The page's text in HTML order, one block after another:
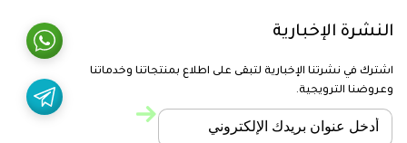
النشرة الإخبارية
اشترك في نشرتنا الإخبارية لتبقى على اطلاع بمنتجاتنا وخدماتنا
وعروضنا الترويجية.